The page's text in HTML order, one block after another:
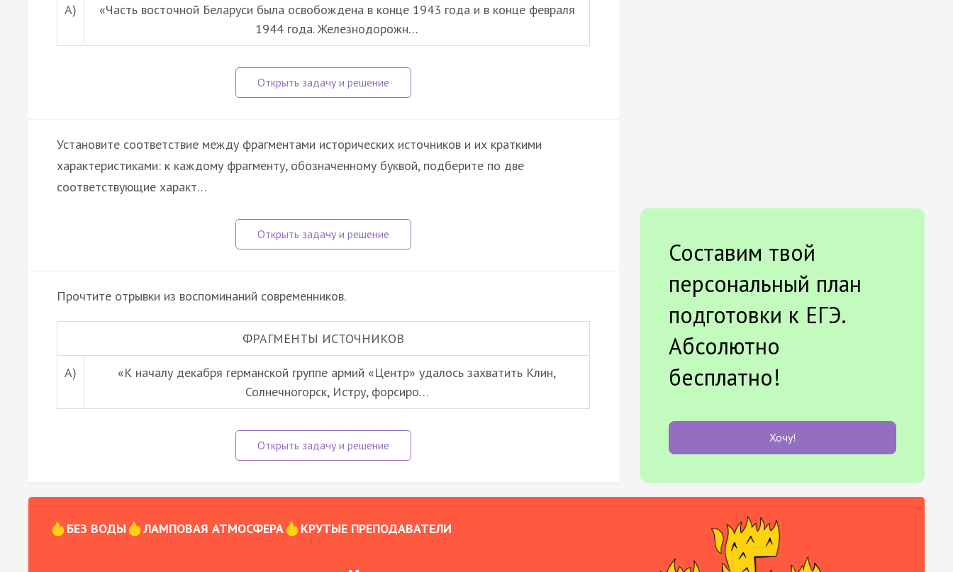
А)
«Часть восточной Беларуси была освобождена в конце 1943 года и в конце февраля
1944 года. Железнодорожн…
Установите соответствие между фрагментами исторических источников и их краткими
характеристиками: к каждому фрагменту, обозначенному буквой, подберите по две
соответствующие характ…
Прочтите отрывки из воспоминаний современников.
ФРАГМЕНТЫ ИСТОЧНИКОВ
А)
«К началу декабря германской группе армий «Центр» удалось захватить Клин,
Солнечногорск, Истру, форсиро…
Составим твой
персональный план
подготовки к ЕГЭ.
Абсолютно
бесплатно!
Хочу!
БЕЗ ВОДЫ ЛАМПОВАЯ АТМОСФЕРА КРУТЫЕ ПРЕПОДАВАТЕЛИ